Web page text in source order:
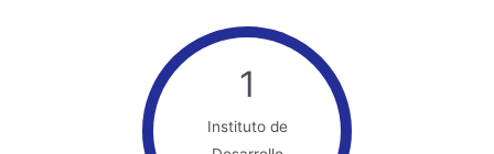
1
Instituto de